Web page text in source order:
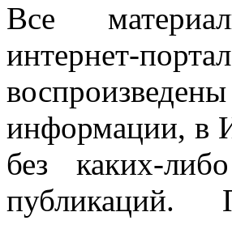
Все
интернет-
информации, в
без каких-
публикаций.